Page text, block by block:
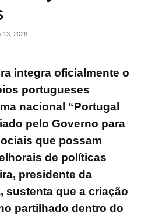
13, 2026
integra oficialmente o
portugueses
nacional “Portugal
pelo Governo para
que possam
de políticas
presidente da
sustenta que a criação
partilhado dentro do